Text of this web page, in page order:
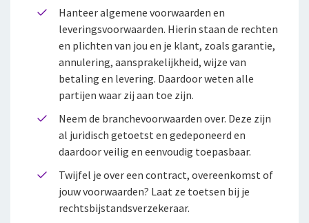
Hanteer algemene voorwaarden en
leveringsvoorwaarden. Hierin staan de rechten
en plichten van jou en je klant, zoals garantie,
annulering, aansprakelijkheid, wijze van
betaling en levering. Daardoor weten alle
partijen waar zij aan toe zijn.
Neem de branchevoorwaarden over. Deze zijn
al juridisch getoetst en gedeponeerd en
daardoor veilig en eenvoudig toepasbaar.
Twijfel je over een contract, overeenkomst of
jouw voorwaarden? Laat ze toetsen bij je
rechtsbijstandsverzekeraar.